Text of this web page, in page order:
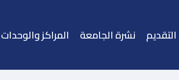
التقديم نشرة الجامعة المراكز والوحدات